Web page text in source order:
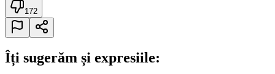
172
Îți sugerăm și expresiile: